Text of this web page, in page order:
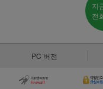
지
전
PC 버전